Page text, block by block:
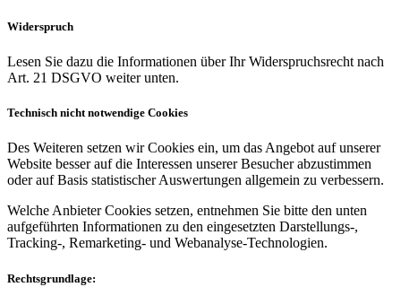
Widerspruch
Lesen Sie dazu die Informationen über Ihr Widerspruchsrecht nach
Art. 21 DSGVO weiter unten.
Technisch nicht notwendige Cookies
Des Weiteren setzen wir Cookies ein, um das Angebot auf unserer
Website besser auf die Interessen unserer Besucher abzustimmen
oder auf Basis statistischer Auswertungen allgemein zu verbessern.
Welche Anbieter Cookies setzen, entnehmen Sie bitte den unten
aufgeführten Informationen zu den eingesetzten Darstellungs-,
Tracking-, Remarketing- und Webanalyse-Technologien.
Rechtsgrundlage: